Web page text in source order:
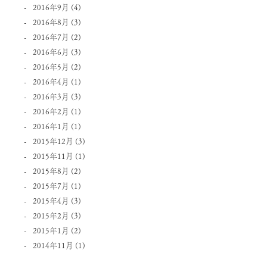
2016年9月 (4)
2016年8月 (3)
2016年7月 (2)
2016年6月 (3)
2016年5月 (2)
2016年4月 (1)
2016年3月 (3)
2016年2月 (1)
2016年1月 (1)
2015年12月 (3)
2015年11月 (1)
2015年8月 (2)
2015年7月 (1)
2015年4月 (3)
2015年2月 (3)
2015年1月 (2)
2014年11月 (1)